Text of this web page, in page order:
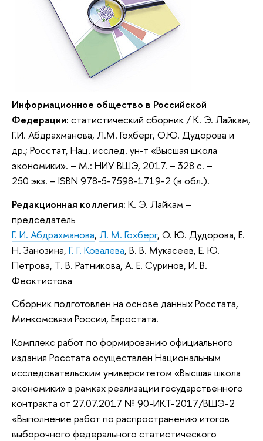
Информационное общество в Российской
Федерации: статистический сборник / К. Э. Лайкам,
Г.И. Абдрахманова, Л.М. Гохберг, О.Ю. Дудорова и
др.; Росстат, Нац. исслед. ун-т «Высшая школа
экономики». – М.: НИУ ВШЭ, 2017. – 328 с. –
250 экз. – ISBN 978-5-7598-1719-2 (в обл.).
Редакционная коллегия: К. Э. Лайкам –
председатель
Г. И. Абдрахманова, Л. М. Гохберг, О. Ю. Дудорова, Е.
Н. Занозина, Г. Г. Ковалева, В. В. Мукасеев, Е. Ю.
Петрова, Т. В. Ратникова, А. Е. Суринов, И. В.
Феоктистова
Сборник подготовлен на основе данных Росстата,
Минкомсвязи России, Евростата.
Комплекс работ по формированию официального
издания Росстата осуществлен Национальным
исследовательским университетом «Высшая школа
экономики» в рамках реализации государственного
контракта от 27.07.2017 № 90-ИКТ-2017/ВШЭ-2
«Выполнение работ по распространению итогов
выборочного федерального статистического